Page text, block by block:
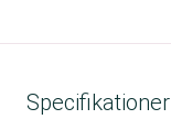
Specifikationer